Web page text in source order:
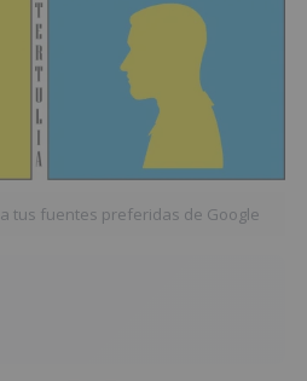
a tus fuentes preferidas de Google